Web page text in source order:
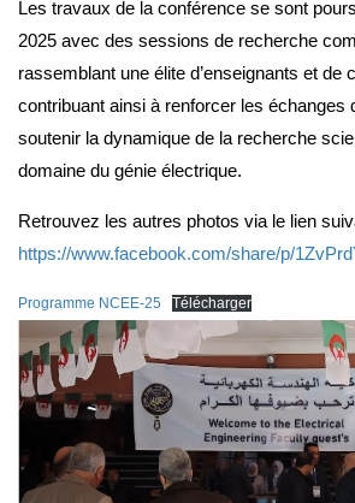
Les travaux de la conférence se sont
2025 avec des sessions de recherche
rassemblant une élite d’enseignants et de
contribuant ainsi à renforcer les échanges
soutenir la dynamique de la recherche
domaine du génie électrique.
Retrouvez les autres photos via le lien
https://www.facebook.com/share/p/
Programme NCEE-25 Télécharger